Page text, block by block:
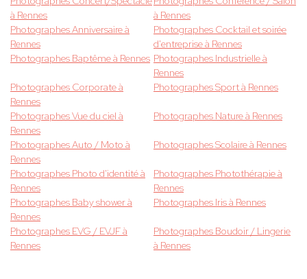
à Rennes
à Rennes
Photographes Anniversaire à
Rennes
Photographes Cocktail et soirée
d'entreprise à Rennes
Photographes Baptême à Rennes Photographes Industrielle à
Rennes
Photographes Corporate à
Rennes
Photographes Sport à Rennes
Photographes Vue du ciel à
Rennes
Photographes Nature à Rennes
Photographes Auto / Moto à
Rennes
Photographes Scolaire à Rennes
Photographes Photo d'identité à
Rennes
Photographes Photothérapie à
Rennes
Photographes Baby shower à
Rennes
Photographes Iris à Rennes
Photographes EVG / EVJF à
Rennes
Photographes Boudoir / Lingerie
à Rennes